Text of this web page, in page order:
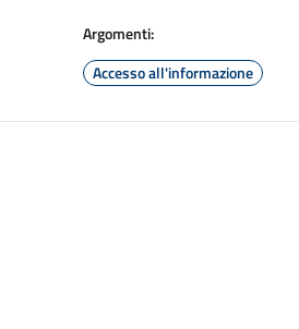
Argomenti:
Accesso all'informazione